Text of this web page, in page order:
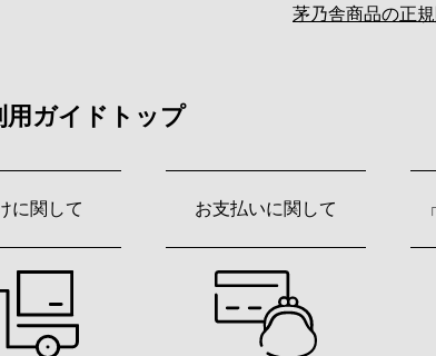
茅乃舎商品の正
用ガイドトップ
に関して お支払いに関して